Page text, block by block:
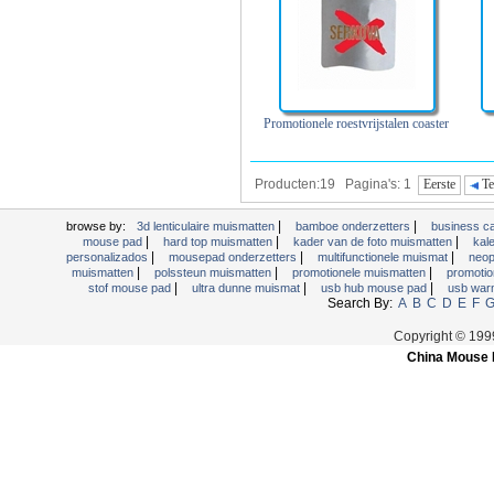
Promotionele roestvrijstalen coaster
Producten:19 Pagina's: 1 Eerste
browse by: 3d lenticulaire muismatten bamboe onderzetters
business
mouse pad
hard top muismatten kader van de foto muismatten
personalizados
mousepad onderzetters multifunctionele muismat
muismatten
polssteun muismatten promotionele muismatten
stof mouse pad
ultra dunne muismat usb hub mouse pad usb
Search By: A B C D E F G
Copyright ©
China Mouse